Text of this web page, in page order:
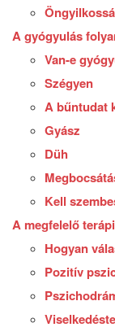
A gyógyulás
Van-e
Szégyen
A bűntudat
Gyász
Düh
Kell
A megfelelő
Hogyan
Pozitív